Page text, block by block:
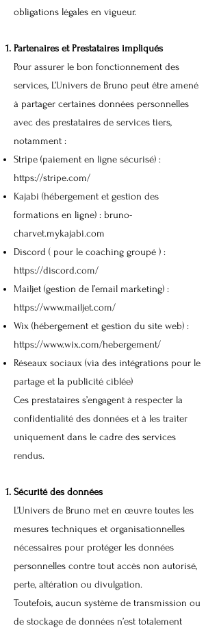
obligations légales en vigueur.
Partenaires et Prestataires impliqués
Pour assurer le bon fonctionnement des
services, L’Univers de Bruno peut être amené
à partager certaines données personnelles
avec des prestataires de services tiers,
notamment :
Stripe (paiement en ligne sécurisé) :
https://stripe.com/
Kajabi (hébergement et gestion des
formations en ligne) : bruno-
charvet.mykajabi.com
Discord ( pour le coaching groupé ) :
https://discord.com/
Mailjet (gestion de l’email marketing) :
https://www.mailjet.com/
Wix (hébergement et gestion du site web) :
https://www.wix.com/hebergement/
Réseaux sociaux (via des intégrations pour le
partage et la publicité ciblée)
Ces prestataires s’engagent à respecter la
confidentialité des données et à les traiter
uniquement dans le cadre des services
rendus.
Sécurité des données
L’Univers de Bruno met en œuvre toutes les
mesures techniques et organisationnelles
nécessaires pour protéger les données
personnelles contre tout accès non autorisé,
perte, altération ou divulgation.
Toutefois, aucun système de transmission ou
de stockage de données n’est totalement